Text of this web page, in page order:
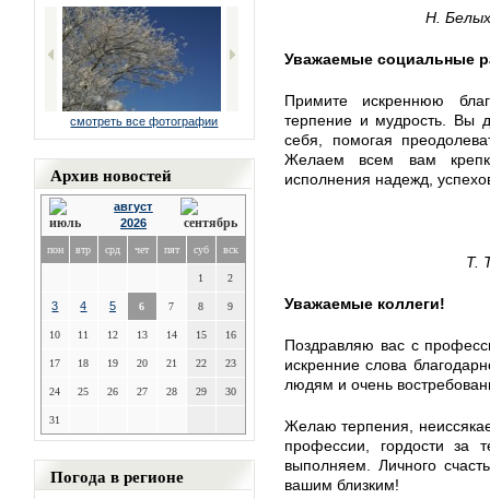
смотреть все фотографии
Архив новостей
август
2026
пон втр срд чет пят суб вск
1 2
3 4 5 6 7 8 9
10 11 12 13 14 15 16
17 18 19 20 21 22 23
24 25 26 27 28 29 30
31
Погода в регионе
Н.
Уважаемые социальные
Примите искреннюю
терпение и мудрость. Вы
себя, помогая
Желаем всем вам
исполнения надежд,
Т.
Уважаемые коллеги!
Поздравляю вас с
искренние слова
людям и очень
Желаю терпения,
профессии, гордости за
выполняем. Личного
вашим близким!